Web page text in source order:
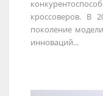
кроссоверов. В
поколение
инноваций...